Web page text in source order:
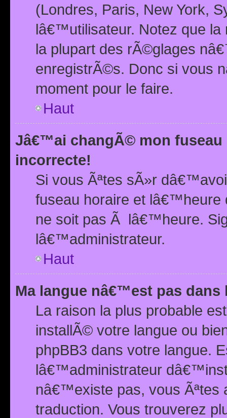
(Londres, Paris, New York,
lâ€™utilisateur. Notez que la
la plupart des rÃ©glages
enregistrÃ©s. Donc si vous
moment pour le faire.
Haut
Jâ€™ai changÃ© mon
incorrecte!
Si vous Ãªtes sÃ»r
fuseau horaire et
ne soit pas Ã lâ€™heure.
lâ€™administrateur.
Haut
Ma langue nâ€™est pas dans
La raison la plus probable
installÃ© votre langue ou
phpBB3 dans votre langue.
lâ€™administrateur
nâ€™existe pas, vous Ãªtes
traduction. Vous trouverez